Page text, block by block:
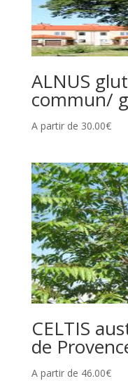
ALNUS
commun/
A partir de 30.00€
CELTIS
de
A partir de 46.00€